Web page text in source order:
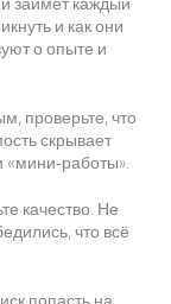
и как они
о опыте и
проверьте, что
скрывает
качество. Не
что всё
попасть на